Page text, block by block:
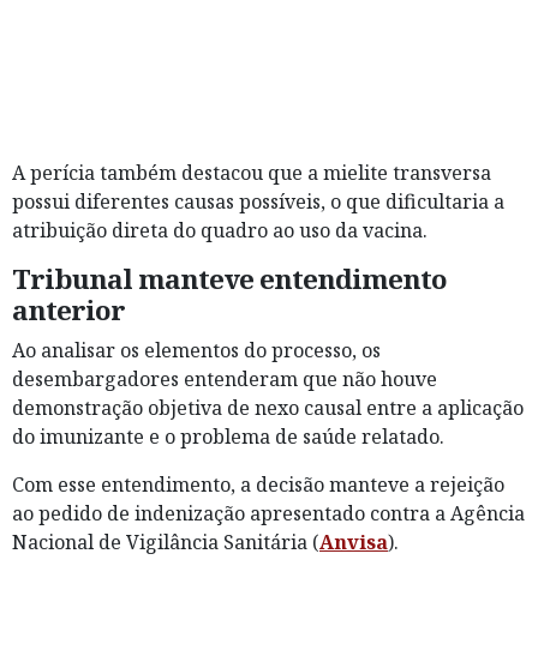
A perícia também destacou que a mielite transversa
possui diferentes causas possíveis, o que dificultaria a
atribuição direta do quadro ao uso da vacina.
Tribunal manteve entendimento
anterior
Ao analisar os elementos do processo, os
desembargadores entenderam que não houve
demonstração objetiva de nexo causal entre a aplicação
do imunizante e o problema de saúde relatado.
Com esse entendimento, a decisão manteve a rejeição
ao pedido de indenização apresentado contra a Agência
Nacional de Vigilância Sanitária (Anvisa).